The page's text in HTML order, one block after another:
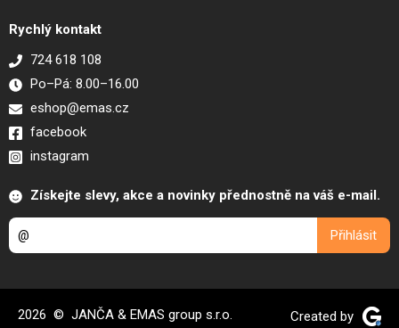
Rychlý kontakt
724 618 108
Po–Pá: 8.00–16.00
eshop@emas.cz
facebook
instagram
Získejte slevy, akce a novinky přednostně na váš e-mail.
2026 © JANČA & EMAS group s.r.o. Created by